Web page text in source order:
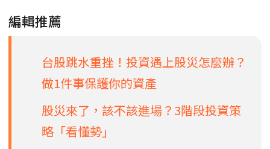
編輯推薦
台股跳水重挫！投資遇上股災怎麼辦？
做1件事保護你的資產
股災來了，該不該進場？3階段投資策
略「看懂勢」